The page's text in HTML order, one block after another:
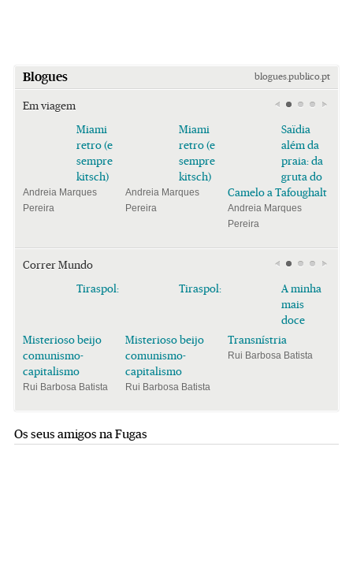
Blogues blogues.publico.pt
Em viagem
Miami
retro (e
sempre
kitsch)
Andreia Marques
Pereira
Miami
retro (e
sempre
kitsch)
Andreia Marques
Pereira
Saïdia
além da
praia: da
gruta do
Camelo a Tafoughalt
Andreia Marques
Pereira
Correr Mundo
Tiraspol:
Misterioso beijo
comunismo-
capitalismo
Rui Barbosa Batista
Tiraspol:
Misterioso beijo
comunismo-
capitalismo
Rui Barbosa Batista
A minha
mais
doce
Transnístria
Rui Barbosa Batista
Os seus amigos na Fugas